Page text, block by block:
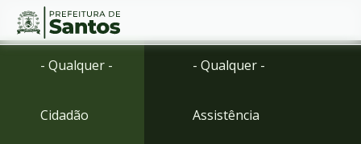
Ir
Conteúdo
- Qualquer -
Cidadão
- Qualquer -
Assistência